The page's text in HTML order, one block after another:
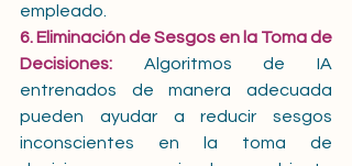
empleado.
6. Eliminación de Sesgos en la Toma de
Decisiones: Algoritmos de IA
entrenados de manera adecuada
pueden ayudar a reducir sesgos
inconscientes en la toma de